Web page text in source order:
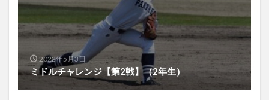
2022年5月3日
ミドルチャレンジ【第2戦】（2年生）